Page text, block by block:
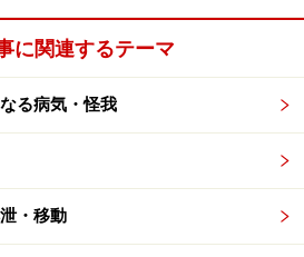
そ、ペースト状に
に関連するテーマ
る病気・怪我
・移動